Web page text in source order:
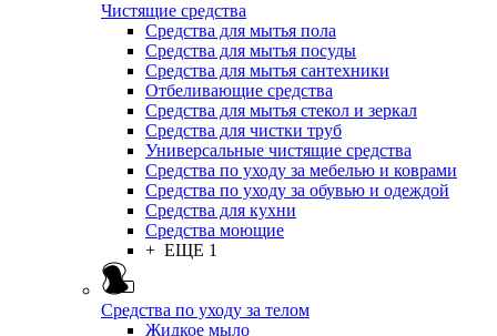
Чистящие средства
Средства для мытья пола
Средства для мытья посуды
Средства для мытья сантехники
Отбеливающие средства
Средства для мытья стекол и зеркал
Средства для чистки труб
Универсальные чистящие средства
Средства по уходу за мебелью и коврами
Средства по уходу за обувью и одеждой
Средства для кухни
Средства моющие
+ ЕЩЕ 1
Средства по уходу за телом
Жидкое мыло